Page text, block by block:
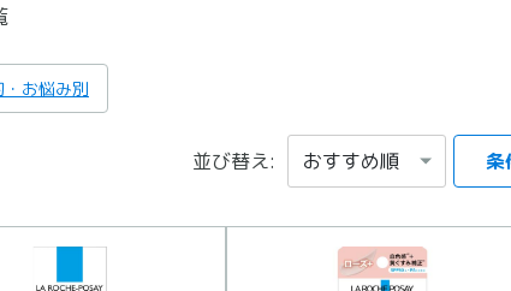
・お悩み別
並び替え: 条